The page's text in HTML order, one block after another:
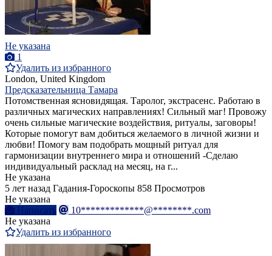
Не указана
1
Удалить из избранного
London, United Kingdom
Предсказательница Тамара
Потомственная ясновидящая. Таролог, экстрасенс. Работаю в
различных магических направлениях! Сильный маг! Провожу
очень сильные магические воздействия, ритуалы, заговоры!
Которые помогут вам добиться желаемого в личной жизни и
любви! Помогу вам подобрать мощный ритуал для
гармонизации внутреннего мира и отношений -Сделаю
индивидуальный расклад на месяц, на г...
Не указана
5 лет назад Гадания-Гороскопы 858 Просмотров
Не указана
Написать
10*************@********.com
Не указана
Удалить из избранного